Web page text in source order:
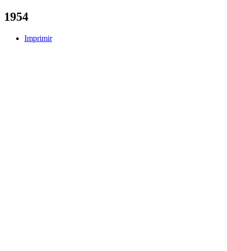
1954
Imprimir